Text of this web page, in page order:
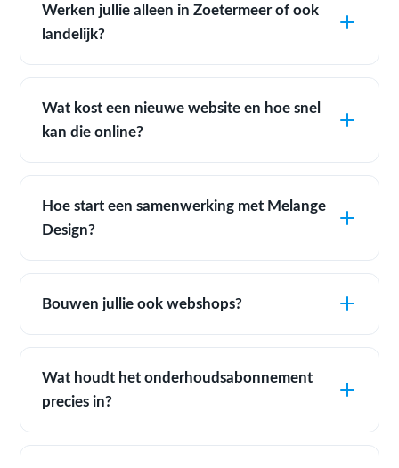
Werken jullie alleen in Zoetermeer of ook
landelijk?
Wat kost een nieuwe website en hoe snel
kan die online?
Hoe start een samenwerking met Melange
Design?
Bouwen jullie ook webshops?
Wat houdt het onderhoudsabonnement
precies in?